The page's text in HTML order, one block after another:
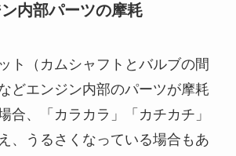
内部パーツの摩耗
ト（カムシャフトとバルブの間
どエンジン内部のパーツが摩耗
合、「カラカラ」「カチカチ」
、うるさくなっている場合もあ